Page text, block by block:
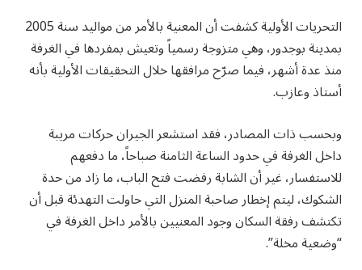
التحريات الأولية كشفت أن المعنية بالأمر من مواليد سنة 2005
بمدينة بوجدور، وهي متزوجة رسمياً وتعيش بمفردها في الغرفة
منذ عدة أشهر، فيما صرّح مرافقها خلال التحقيقات الأولية بأنه
أستاذ وعازب.
وبحسب ذات المصادر، فقد استشعر الجيران حركات مريبة
داخل الغرفة في حدود الساعة الثامنة صباحاً، ما دفعهم
للاستفسار، غير أن الشابة رفضت فتح الباب، ما زاد من حدة
الشكوك، ليتم إخطار صاحبة المنزل التي حاولت التهدئة قبل أن
تكتشف رفقة السكان وجود المعنيين بالأمر داخل الغرفة في
“وضعية مخلة”.